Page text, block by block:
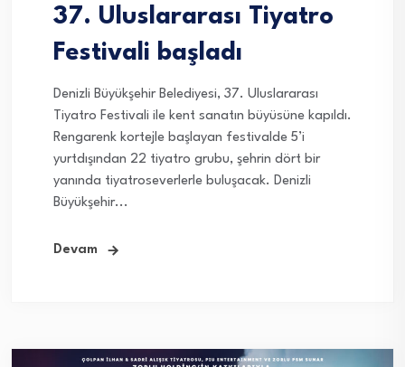
37. Uluslararası Tiyatro
Festivali başladı
Denizli Büyükşehir Belediyesi, 37. Uluslararası
Tiyatro Festivali ile kent sanatın büyüsüne kapıldı.
Rengarenk kortejle başlayan festivalde 5’i
yurtdışından 22 tiyatro grubu, şehrin dört bir
yanında tiyatroseverlerle buluşacak. Denizli
Büyükşehir...
Devam